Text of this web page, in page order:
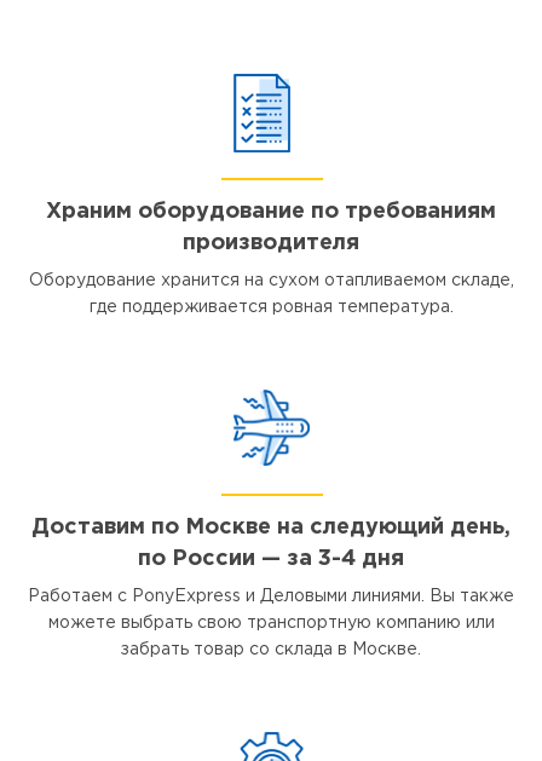
Храним оборудование по требованиям
производителя
Оборудование хранится на сухом отапливаемом складе,
где поддерживается ровная температура.
Доставим по Москве на следующий день,
по России — за 3-4 дня
Работаем с PonyExpress и Деловыми линиями. Вы также
можете выбрать свою транспортную компанию или
забрать товар со склада в Москве.